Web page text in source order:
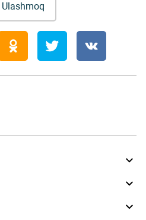
Ulashmoq